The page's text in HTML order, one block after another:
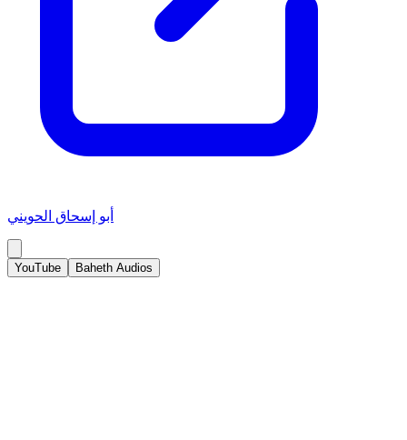
أبو إسحاق الحويني
YouTube Baheth Audios